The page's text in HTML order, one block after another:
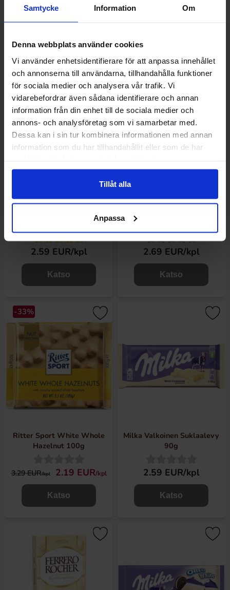
Samtycke Information Om
Denna webbplats använder cookies
Vi använder enhetsidentifierare för att anpassa innehållet
och annonserna till användarna, tillhandahålla funktioner
för sociala medier och analysera vår trafik. Vi
vidarebefordrar även sådana identifierare och annan
information från din enhet till de sociala medier och
annons- och analysföretag som vi samarbetar med.
Dessa kan i sin tur kombinera informationen med annan
information som du har tillhandahållit eller som de har
Tillåt alla
Anpassa
200g
Peanut Butter Thins 208g
Maitre Truffout White Coffee
2.59 EUR/kpl
Katso
Milka Bubbly White 95g
2.69 EUR/kpl
Katso
-33%
Ritter Sport White Whole
Hazelnut 100g
3.29 EUR/kpl 2.19 EUR/kpl
Katso
Milka Valkoinen Suklaalevy
90g
2.59 EUR/kpl
Katso